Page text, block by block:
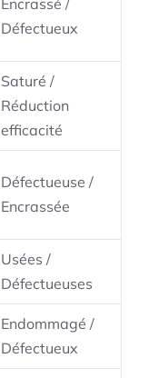
Encrassé /
Défectueux
Saturé /
Réduction
efficacité
Défectueuse /
Encrassée
Usées /
Défectueuses
Endommagé /
Défectueux